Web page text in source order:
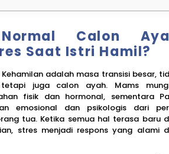
Calon
Saat Istri Hamil?
adalah masa transisi besar,
juga calon ayah. Mams
fisik dan hormonal, sementara
emosional dan psikologis dari
tua. Ketika semua hal terasa baru
stres menjadi respons yang alami